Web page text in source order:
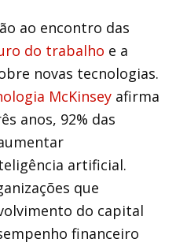
ao encontro das
do trabalho e a
novas tecnologias.
McKinsey afirma
anos, 92% das
artificial.
que
do capital
financeiro